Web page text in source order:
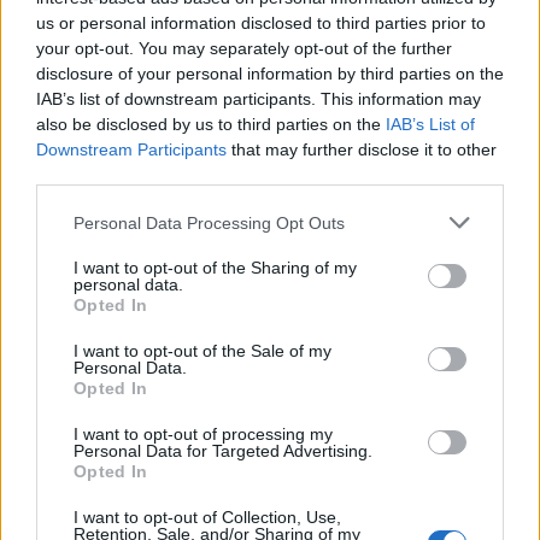
us or personal information disclosed to third parties prior to
your opt-out. You may separately opt-out of the further
disclosure of your personal information by third parties on the
IAB’s list of downstream participants. This information may
also be disclosed by us to third parties on the IAB’s List of
Downstream Participants that may further disclose it to other
Personal Data Processing Opt Outs
I want to opt-out of the Sharing of my
personal data.
Opted In
I want to opt-out of the Sale of my
Personal Data.
Opted In
I want to opt-out of processing my
Personal Data for Targeted Advertising.
Opted In
I want to opt-out of Collection, Use,
Retention, Sale, and/or Sharing of my
Alteo Nyrt.
péntek, 17:07
Miki71
NEW OPUS GLOBAL
péntek, 17:06
Miki71
ÉPDUFERR Nyrt.
péntek, 16:53
Dodo34
Senkialfonz
USA részvények vitasarok
GrizzlyG
Opus real.
Tréder Topik :o)
péntek, 15:57